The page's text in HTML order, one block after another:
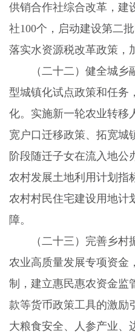
供销合作社综合改革，建
社100个，启动建设第二
落实水资源税改革政策，
（二十二）健全城乡
型城镇化试点政策和任务
化。实施新一轮农业转移
宽户口迁移政策、拓宽城
阶段随迁子女在流入地公
农村发展土地利用计划指
农村村民住宅建设用地计
障。
（二十三）完善乡村
农业高质量发展专项资金
制，建立惠民惠农资金监
款等货币政策工具的激励
大粮食安全、人参产业、